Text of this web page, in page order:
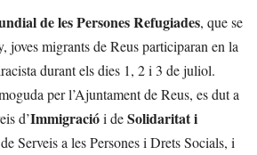
de les Persones Refugiades, que se
joves migrants de Reus participaran en la
durant els dies 1, 2 i 3 de juliol.
per l’Ajuntament de Reus, es dut a
d’Immigraciói deSolidaritat i
Serveis a les Persones i Drets Socials, i